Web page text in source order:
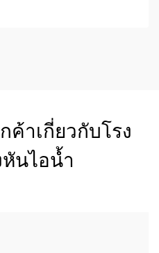
ค้าเกี่ยวกับโรง
นไอน้ำ